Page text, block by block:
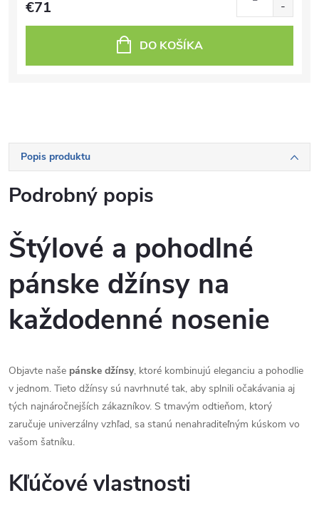
€71
DO KOŠÍKA
Popis produktu
Podrobný popis
Štýlové a pohodlné
pánske džínsy na
každodenné nosenie
Objavte naše pánske džínsy, ktoré kombinujú eleganciu a pohodlie
v jednom. Tieto džínsy sú navrhnuté tak, aby splnili očakávania aj
tých najnáročnejších zákazníkov. S tmavým odtieňom, ktorý
zaručuje univerzálny vzhľad, sa stanú nenahraditeľným kúskom vo
vašom šatníku.
Kľúčové vlastnosti